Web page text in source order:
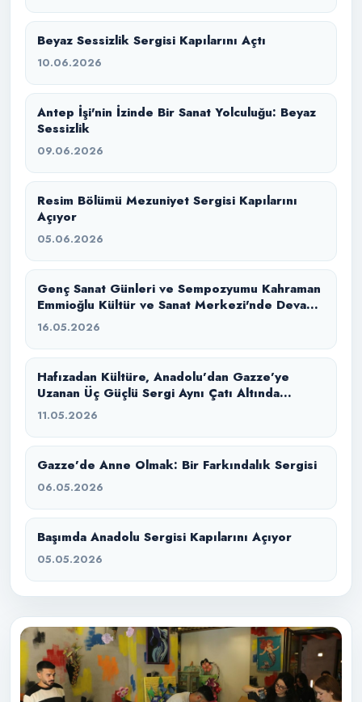
Beyaz Sessizlik Sergisi Kapılarını Açtı
10.06.2026
Antep İşi'nin İzinde Bir Sanat Yolculuğu: Beyaz
Sessizlik
09.06.2026
Resim Bölümü Mezuniyet Sergisi Kapılarını
Açıyor
05.06.2026
Genç Sanat Günleri ve Sempozyumu Kahraman
Emmioğlu Kültür ve Sanat Merkezi'nde Devam
Ediyor
16.05.2026
Hafızadan Kültüre, Anadolu’dan Gazze’ye
Uzanan Üç Güçlü Sergi Aynı Çatı Altında
Buluştu
11.05.2026
Gazze’de Anne Olmak: Bir Farkındalık Sergisi
06.05.2026
Başımda Anadolu Sergisi Kapılarını Açıyor
05.05.2026